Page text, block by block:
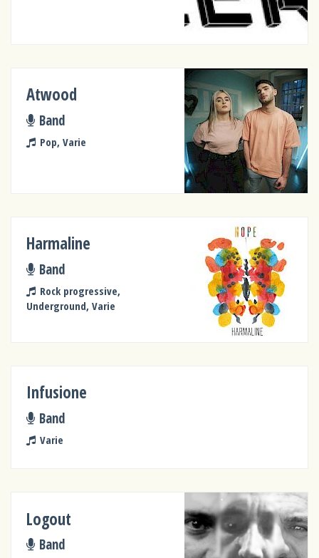
Atwood
Band
Pop, Varie
Harmaline
Band
Rock progressive,
Underground, Varie
Infusione
Band
Varie
Logout
Band